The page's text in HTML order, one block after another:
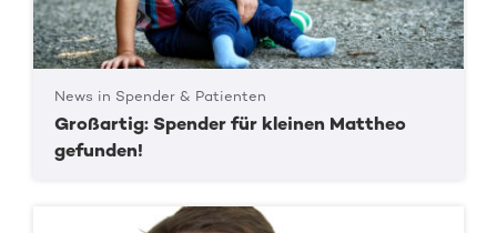
News in Spender & Patienten
Großartig: Spender für kleinen Mattheo
gefunden!